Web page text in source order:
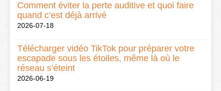
Comment éviter la perte auditive et quoi faire
quand c’est déjà arrivé
2026-07-18
Télécharger vidéo TikTok pour préparer votre
escapade sous les étoiles, même là où le
réseau s’éteint
2026-06-19